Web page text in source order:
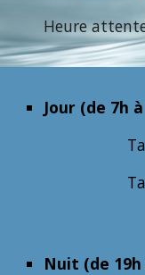
Heure
Jour (de 7h
Nuit (de 19h